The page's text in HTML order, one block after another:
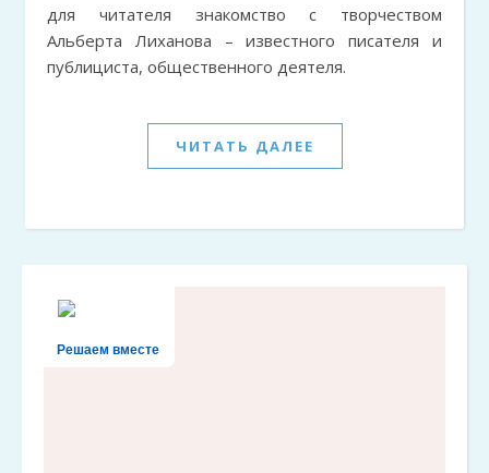
для читателя знакомство с творчеством
Альберта Лиханова – известного писателя и
публициста, общественного деятеля.
ЧИТАТЬ ДАЛЕЕ
Решаем вместе